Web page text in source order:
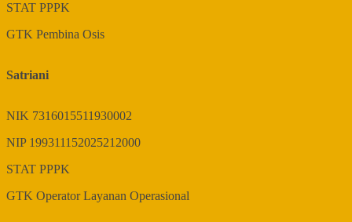
STAT PPPK
GTK Pembina Osis
Satriani
NIK 7316015511930002
NIP 199311152025212000
STAT PPPK
GTK Operator Layanan Operasional